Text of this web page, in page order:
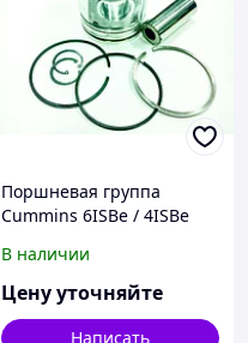
Поршневая группа
Cummins 6ISBe / 4ISBe
В наличии
Цену уточняйте
Написать